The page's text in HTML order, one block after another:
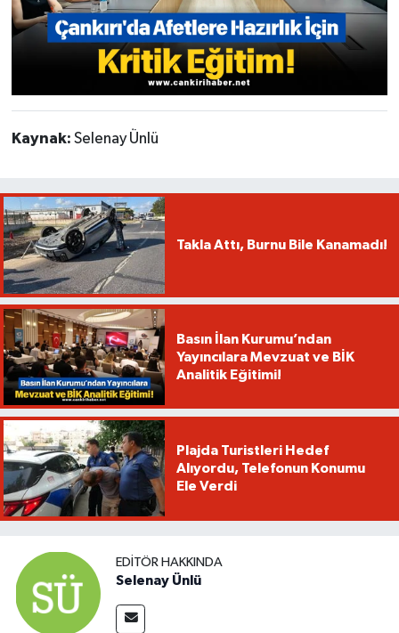
Kaynak: Selenay Ünlü
Takla Attı, Burnu Bile Kanamadı!
Basın İlan Kurumu’ndan
Yayıncılara Mevzuat ve BİK
Analitik Eğitimi!
Plajda Turistleri Hedef
Alıyordu, Telefonun Konumu
Ele Verdi
EDITÖR HAKKINDA
Selenay Ünlü